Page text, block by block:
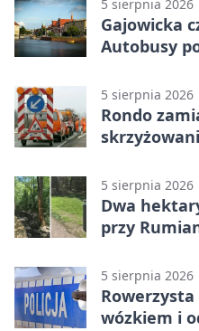
5 sierpnia 2026
Gajowicka
Autobusy
5 sierpnia 2026
Rondo
5 sierpnia 2026
Dwa
przy
5 sierpnia 2026
Rowerzysta
wózkiem i